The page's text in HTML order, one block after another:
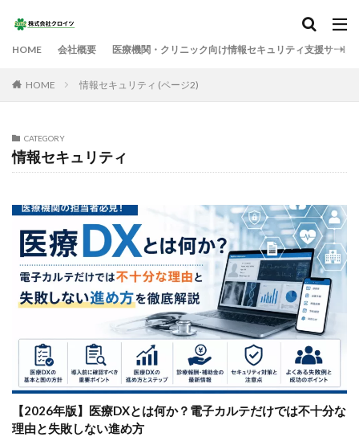
HOME 会社概要 医療機関・クリニック向け情報セキュリティ支援サービ
HOME 情報セキュリティ (ページ2)
CATEGORY
情報セキュリティ
【2026年版】医療DXとは何か？電子カルテだけでは不十分な
理由と失敗しない進め方